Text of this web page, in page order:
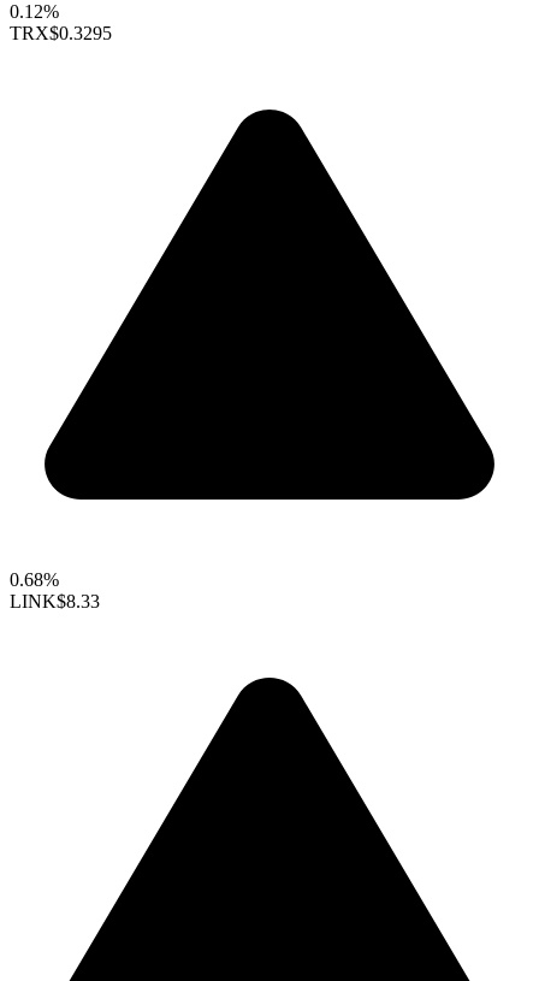
0.12%
TRX$0.3295
0.68%
LINK$8.33